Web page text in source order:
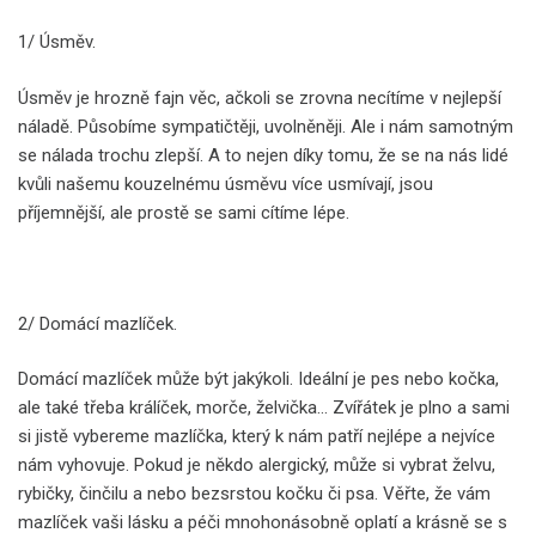
1/ Úsměv.
Úsměv je hrozně fajn věc, ačkoli se zrovna necítíme v nejlepší
náladě. Působíme sympatičtěji, uvolněněji. Ale i nám samotným
se nálada trochu zlepší. A to nejen díky tomu, že se na nás lidé
kvůli našemu kouzelnému úsměvu více usmívají, jsou
příjemnější, ale prostě se sami cítíme lépe.
2/ Domácí mazlíček.
Domácí mazlíček může být jakýkoli. Ideální je pes nebo kočka,
ale také třeba králíček, morče, želvička… Zvířátek je plno a sami
si jistě vybereme mazlíčka, který k nám patří nejlépe a nejvíce
nám vyhovuje. Pokud je někdo alergický, může si vybrat želvu,
rybičky, činčilu a nebo bezsrstou kočku či psa. Věřte, že vám
mazlíček vaši lásku a péči mnohonásobně oplatí a krásně se s